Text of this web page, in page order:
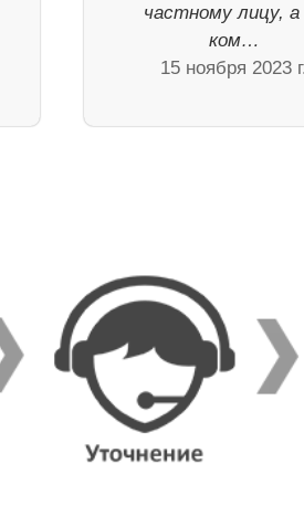
частному лицу, а
ком…
15 ноября 2023